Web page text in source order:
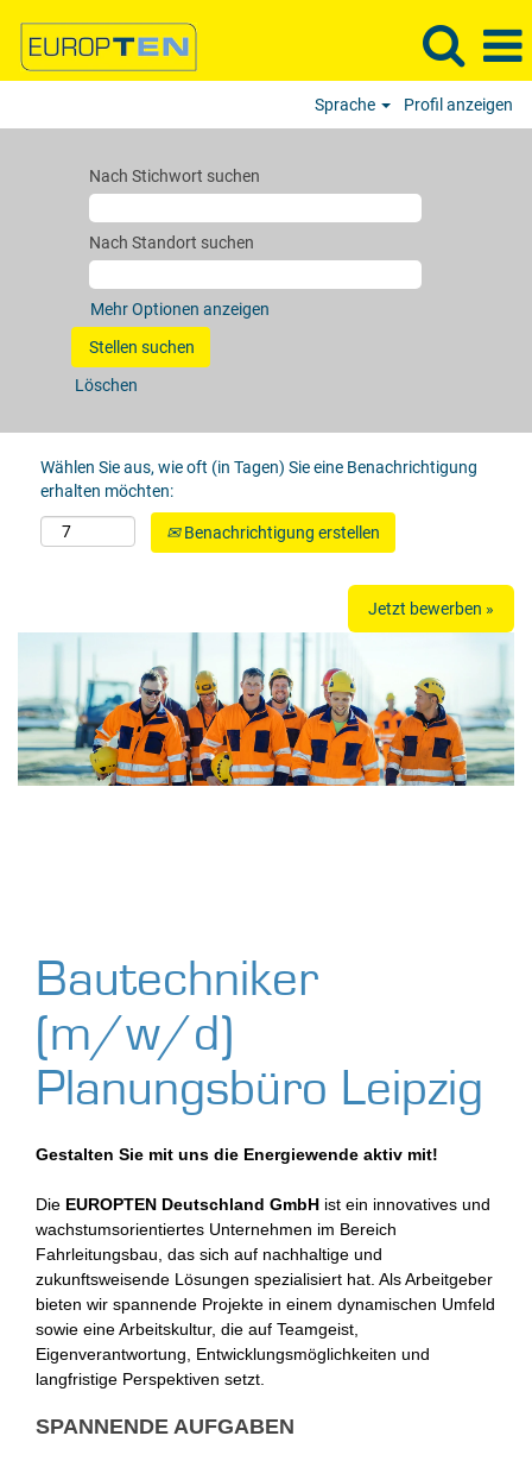
Sprache Profil anzeigen
Nach Stichwort suchen
Nach Standort suchen
Mehr Optionen anzeigen
Löschen
Wählen Sie aus, wie oft (in Tagen) Sie eine Benachrichtigung
erhalten möchten:
Benachrichtigung erstellen
Jetzt bewerben »
Bautechniker
(m/w/d)
Planungsbüro Leipzig
Gestalten Sie mit uns die Energiewende aktiv mit!
Die EUROPTEN Deutschland GmbH ist ein innovatives und
wachstumsorientiertes Unternehmen im Bereich
Fahrleitungsbau, das sich auf nachhaltige und
zukunftsweisende Lösungen spezialisiert hat. Als Arbeitgeber
bieten wir spannende Projekte in einem dynamischen Umfeld
sowie eine Arbeitskultur, die auf Teamgeist,
Eigenverantwortung, Entwicklungsmöglichkeiten und
langfristige Perspektiven setzt.
SPANNENDE AUFGABEN